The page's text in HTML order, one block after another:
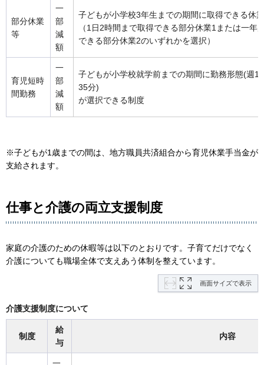
部分休業
等
一
部
減
額
子どもが小学校3年生までの期間に取得できる休業
（1日2時間まで取得できる部分休業1または一年
できる部分休業2のいずれかを選択）
育児短時
間勤務
一
部
減
額
子どもが小学校就学前までの期間に勤務形態(週
35分)
が選択できる制度
※子どもが1歳までの間は、地方職員共済組合から育児休業手当金が
支給されます。
仕事と介護の両立支援制度
家庭の介護のための休暇等は以下のとおりです。子育てだけでなく
介護についても職場全体で支えあう体制を整えています。
画面サイズで表示
介護支援制度について
制度
給
与
内容
一